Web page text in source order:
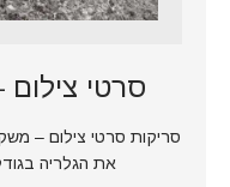
סרטי צילום
את הגלריה